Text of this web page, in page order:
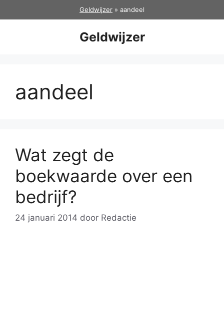
naar
Geldwijzer » aandeel
Geldwijzer
aandeel
Wat zegt de
boekwaarde over een
bedrijf?
24 januari 2014 door Redactie